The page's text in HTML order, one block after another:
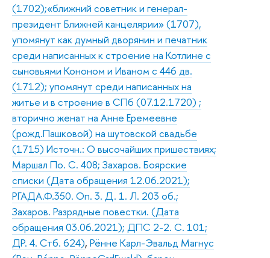
(1702);«ближний советник и генерал-
президент Ближней канцелярии» (1707),
упомянут как думный дворянин и печатник
среди написанных к строение на Котлине с
сыновьями Кононом и Иваном с 446 дв.
(1712); упомянут среди написанных на
житье и в строение в СПб (07.12.1720) ;
вторично женат на Анне Еремеевне
(рожд.Пашковой) на шутовской свадьбе
(1715) Источн.: О высочайших пришествиях;
Маршал По. С. 408; Захаров. Боярские
списки (Дата обращения 12.06.2021);
РГАДА.Ф.350. Оп. 3. Д. 1. Л. 203 об.;
Захаров. Разрядные повестки. (Дата
обращения 03.06.2021); ДПС 2-2. С. 101;
ДР. 4. Стб. 624), Рённе Карл-Эвальд Магнус